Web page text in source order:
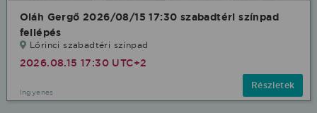
Oláh Gergő 2026/08/15 17:30 szabadtéri színpad
fellépés
Lőrinci szabadtéri színpad
2026.08.15 17:30 UTC+2
Ingyenes
Részletek